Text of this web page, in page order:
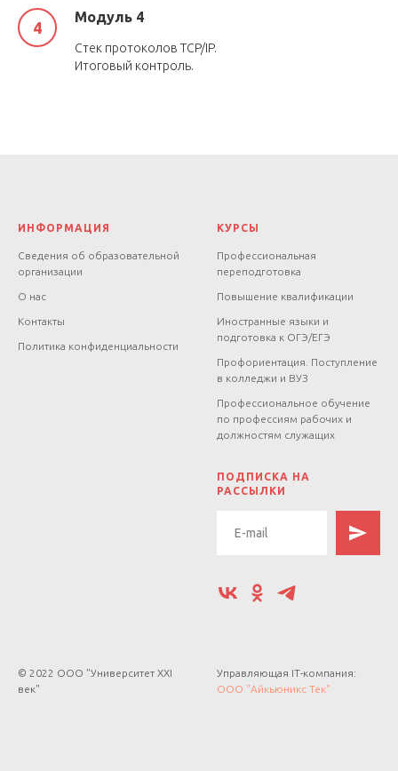
Модуль 4
Стек протоколов TCP/IP.
Итоговый контроль.
ИНФОРМАЦИЯ
Сведения об образовательной
организации
О нас
Контакты
Политика конфиденциальности
КУРСЫ
Профессиональная
переподготовка
Повышение квалификации
Иностранные языки и
подготовка к ОГЭ/ЕГЭ
Профориентация. Поступление
в колледжи и ВУЗ
Профессиональное обучение
по профессиям рабочих и
должностям служащих
ПОДПИСКА НА
РАССЫЛКИ
© 2022 ООО "Университет XXI
век"
Управляющая IT-компания:
ООО "Айкьюникс Тек"